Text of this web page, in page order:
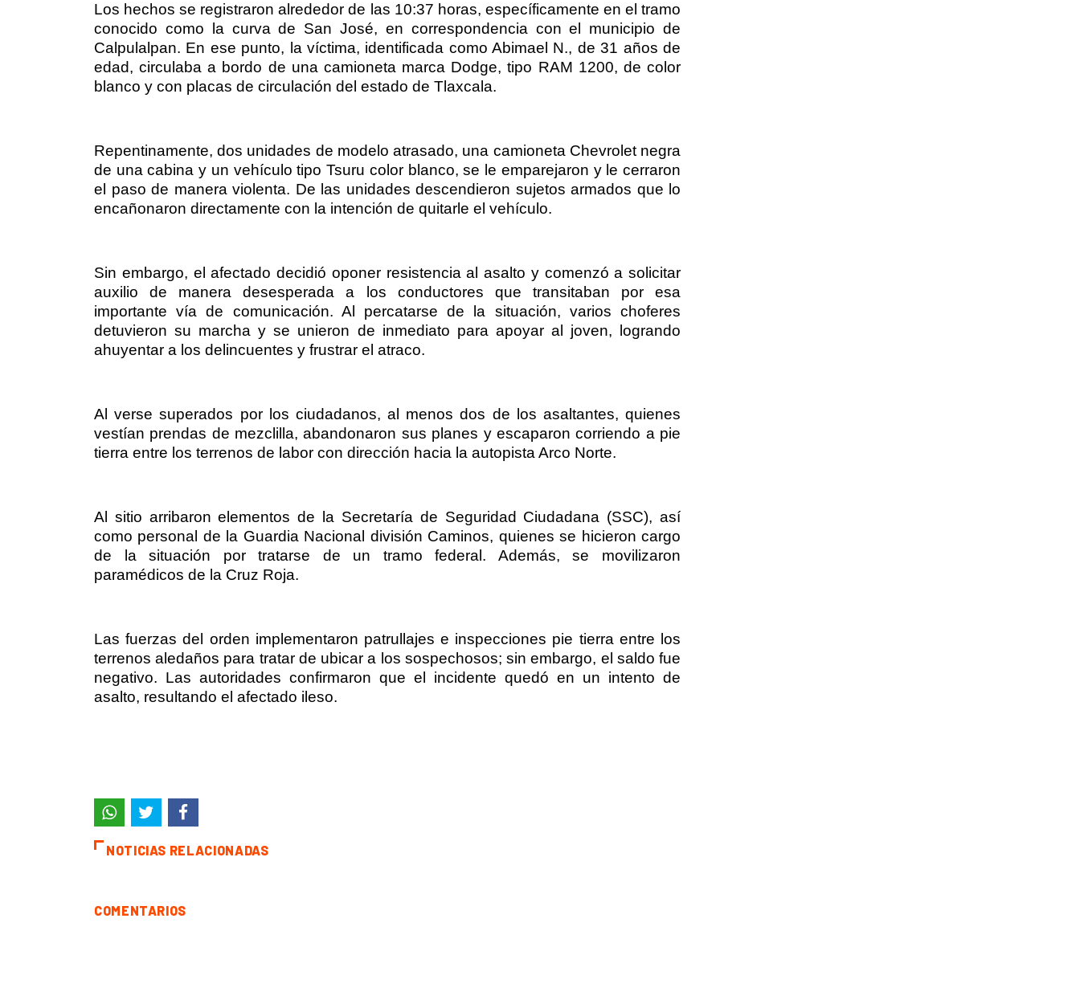
Los hechos se registraron alrededor de las 10:37 horas, específicamente en el tramo
conocido como la curva de San José, en correspondencia con el municipio de
Calpulalpan. En ese punto, la víctima, identificada como Abimael N., de 31 años de
edad, circulaba a bordo de una camioneta marca Dodge, tipo RAM 1200, de color
blanco y con placas de circulación del estado de Tlaxcala.
Repentinamente, dos unidades de modelo atrasado, una camioneta Chevrolet negra
de una cabina y un vehículo tipo Tsuru color blanco, se le emparejaron y le cerraron
el paso de manera violenta. De las unidades descendieron sujetos armados que lo
encañonaron directamente con la intención de quitarle el vehículo.
Sin embargo, el afectado decidió oponer resistencia al asalto y comenzó a solicitar
auxilio de manera desesperada a los conductores que transitaban por esa
importante vía de comunicación. Al percatarse de la situación, varios choferes
detuvieron su marcha y se unieron de inmediato para apoyar al joven, logrando
ahuyentar a los delincuentes y frustrar el atraco.
Al verse superados por los ciudadanos, al menos dos de los asaltantes, quienes
vestían prendas de mezclilla, abandonaron sus planes y escaparon corriendo a pie
tierra entre los terrenos de labor con dirección hacia la autopista Arco Norte.
Al sitio arribaron elementos de la Secretaría de Seguridad Ciudadana (SSC), así
como personal de la Guardia Nacional división Caminos, quienes se hicieron cargo
de la situación por tratarse de un tramo federal. Además, se movilizaron
paramédicos de la Cruz Roja.
Las fuerzas del orden implementaron patrullajes e inspecciones pie tierra entre los
terrenos aledaños para tratar de ubicar a los sospechosos; sin embargo, el saldo fue
negativo. Las autoridades confirmaron que el incidente quedó en un intento de
asalto, resultando el afectado ileso.
NOTICIAS RELACIONADAS
COMENTARIOS